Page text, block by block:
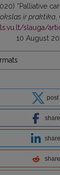
“Palliative
ir praktika,
slauga/
10 August
post
share
share
share